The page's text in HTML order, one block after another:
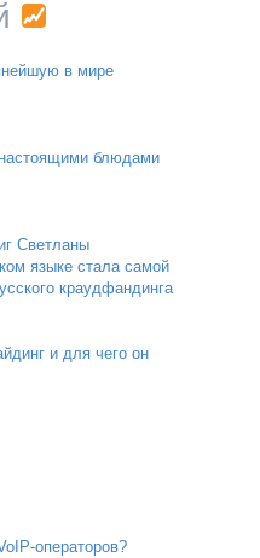
в мире
блюдами
Светланы
языке стала самой
краудфандинга
и для чего он
операторов?